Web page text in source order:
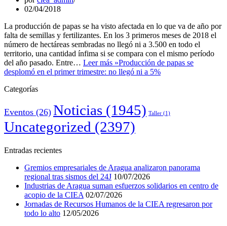
02/04/2018
La producción de papas se ha visto afectada en lo que va de año por
falta de semillas y fertilizantes. En los 3 primeros meses de 2018 el
número de hectáreas sembradas no llegó ni a 3.500 en todo el
territorio, una cantidad ínfima si se compara con el mismo período
del año pasado. Entre… Leer más »Producción de papas se
desplomó en el primer trimestre: no llegó ni a 5%
Categorías
Eventos (26) Noticias (1945) Taller (1)
Uncategorized (2397)
Entradas recientes
Gremios empresariales de Aragua analizaron panorama
regional tras sismos del 24J 10/07/2026
Industrias de Aragua suman esfuerzos solidarios en centro de
acopio de la CIEA 02/07/2026
Jornadas de Recursos Humanos de la CIEA regresaron por
todo lo alto 12/05/2026